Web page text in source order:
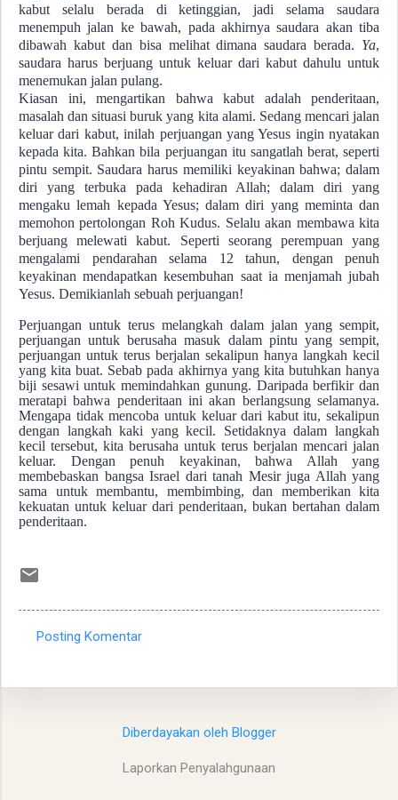
kabut selalu berada di ketinggian, jadi selama saudara
menempuh jalan ke bawah, pada akhirnya saudara akan tiba
dibawah kabut dan bisa melihat dimana saudara berada. Ya,
saudara harus berjuang untuk keluar dari kabut dahulu untuk
menemukan jalan pulang.
Kiasan ini, mengartikan bahwa kabut adalah penderitaan,
masalah dan situasi buruk yang kita alami. Sedang mencari jalan
keluar dari kabut, inilah perjuangan yang Yesus ingin nyatakan
kepada kita. Bahkan bila perjuangan itu sangatlah berat, seperti
pintu sempit. Saudara harus memiliki keyakinan bahwa; dalam
diri yang terbuka pada kehadiran Allah; dalam diri yang
mengaku lemah kepada Yesus; dalam diri yang meminta dan
memohon pertolongan Roh Kudus. Selalu akan membawa kita
berjuang melewati kabut. Seperti seorang perempuan yang
mengalami pendarahan selama 12 tahun, dengan penuh
keyakinan mendapatkan kesembuhan saat ia menjamah jubah
Yesus. Demikianlah sebuah perjuangan!
Perjuangan untuk terus melangkah dalam jalan yang sempit,
perjuangan untuk berusaha masuk dalam pintu yang sempit,
perjuangan untuk terus berjalan sekalipun hanya langkah kecil
yang kita buat. Sebab pada akhirnya yang kita butuhkan hanya
biji sesawi untuk memindahkan gunung. Daripada berfikir dan
meratapi bahwa penderitaan ini akan berlangsung selamanya.
Mengapa tidak mencoba untuk keluar dari kabut itu, sekalipun
dengan langkah kaki yang kecil. Setidaknya dalam langkah
kecil tersebut, kita berusaha untuk terus berjalan mencari jalan
keluar. Dengan penuh keyakinan, bahwa Allah yang
membebaskan bangsa Israel dari tanah Mesir juga Allah yang
sama untuk membantu, membimbing, dan memberikan kita
kekuatan untuk keluar dari penderitaan, bukan bertahan dalam
penderitaan.
Posting Komentar
Diberdayakan oleh Blogger
Laporkan Penyalahgunaan